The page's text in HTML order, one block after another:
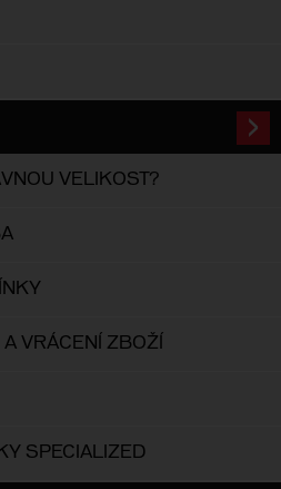
VELIKOST?
VRÁCENÍ ZBOŽÍ
SPECIALIZED